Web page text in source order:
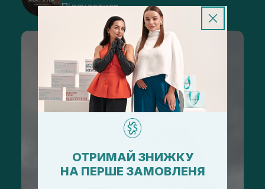
Підписатися
ОТРИМАЙ ЗНИЖКУ
НА ПЕРШЕ ЗАМОВЛЕНЯ